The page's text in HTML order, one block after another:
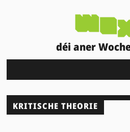
déi aner
KRITISCHE THEORIE